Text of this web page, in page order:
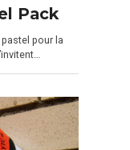
Pack
pour la